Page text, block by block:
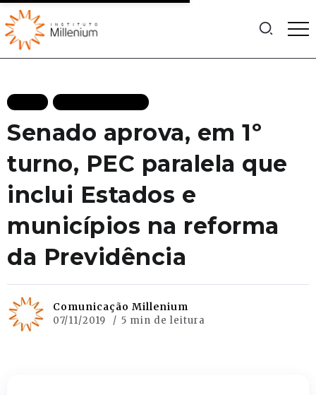
Senado aprova, em 1º
turno, PEC paralela que
inclui Estados e
municípios na reforma
da Previdência
Comunicação Millenium
07/11/2019 5 min de leitura